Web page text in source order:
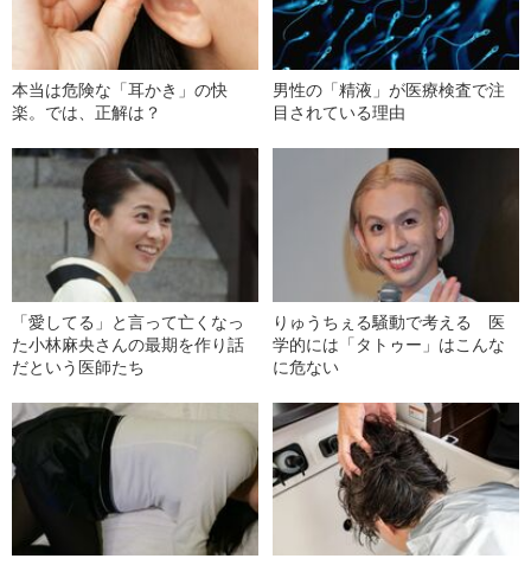
本当は危険な「耳かき」の快
楽。では、正解は？
男性の「精液」が医療検査で注
目されている理由
「愛してる」と言って亡くなっ
た小林麻央さんの最期を作り話
だという医師たち
りゅうちぇる騒動で考える 医
学的には「タトゥー」はこんな
に危ない